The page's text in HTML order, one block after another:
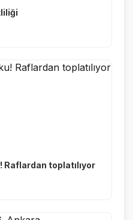
Raflardan toplatılıyor